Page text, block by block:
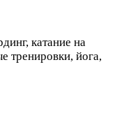
катание на
тренировки, йога,